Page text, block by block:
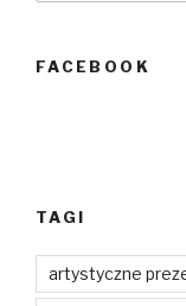
FACEBOOK
TAGI
artystyczne